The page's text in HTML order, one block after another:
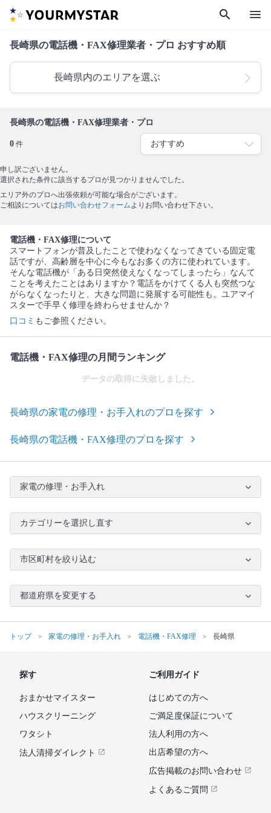
search menu
長崎県の電話機・FAX修理業者・プロ おすすめ順
長崎県内のエリアを選ぶ
長崎県の電話機・FAX修理業者・プロ
0 件
申し訳ございません。
選択された条件に該当するプロが見つかりませんでした。
エリア外のプロへ出張依頼が可能な場合がございます。
ご相談についてはお問い合わせフォームよりお問い合わせ下さい。
電話機・FAX修理について
スマートフォンが普及したことで使わなくなってきている固定電
話ですが、高齢層を中心に今もなお多くの方に使われています。
そんな電話機が「ある日突然使えなくなってしまったら」なんて
ことを考えたことはありますか？電話をかけてくる人も突然つな
がらなくなったりと、大きな問題に発展する可能性も。ユアマイ
スターで手早く修理を終わらせませんか？
口コミ もご参照ください。
電話機・FAX修理の月間ランキング
データの取得に失敗しました。
長崎県の家電の修理・お手入れのプロを探す
長崎県の電話機・FAX修理のプロを探す
家電の修理・お手入れ
カテゴリーを選択し直す
市区町村を絞り込む
都道府県を変更する
トップ 家電の修理・お手入れ 電話機・FAX修理 長崎県
探す
おまかせマイスター
ハウスクリーニング
ワタシト
法人清掃ダイレクト
ご利用ガイド
はじめての方へ
ご満足度保証について
法人利用の方へ
出店希望の方へ
広告掲載のお問い合わせ
よくあるご質問